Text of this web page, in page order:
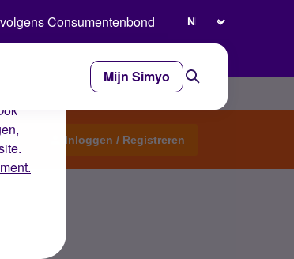
de
Consumentenbond
Mijn Simyo
Inloggen / Registreren